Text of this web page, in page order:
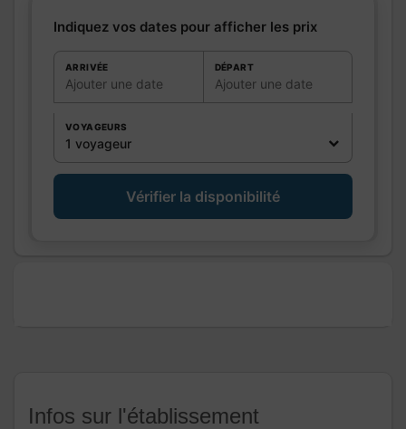
équipements
AC
Climatisation
Exterieur
Divers
Indiquez vos dates pour afficher les prix
ARRIVÉE
Ajouter une date
DÉPART
Ajouter une date
VOYAGEURS
1 voyageur
Vérifier la disponibilité
Infos sur l'établissement